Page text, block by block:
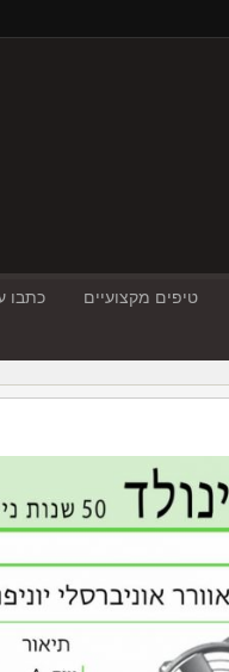
טיפים מקצועיים כתבו